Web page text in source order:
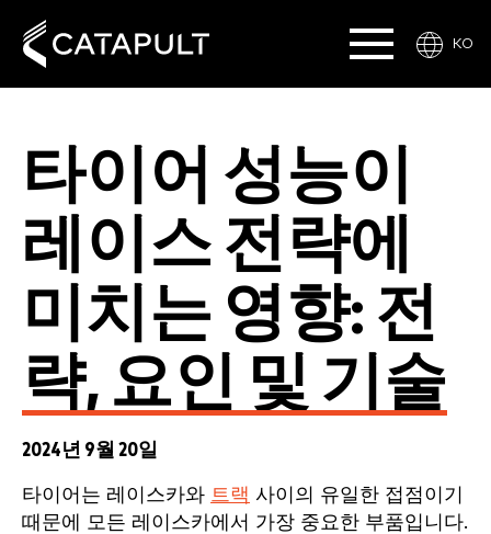
KO
타이어 성능이
레이스 전략에
미치는 영향: 전
략, 요인 및 기술
2024년 9월 20일
타이어는 레이스카와 트랙 사이의 유일한 접점이기
때문에 모든 레이스카에서 가장 중요한 부품입니다.